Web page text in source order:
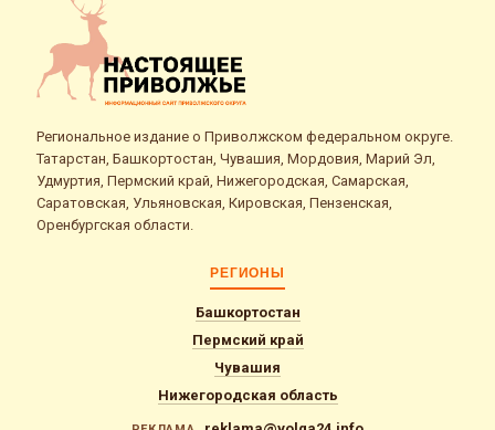
Региональное издание о Приволжском федеральном округе.
Татарстан, Башкортостан, Чувашия, Мордовия, Марий Эл,
Удмуртия, Пермский край, Нижегородская, Самарская,
Саратовская, Ульяновская, Кировская, Пензенская,
Оренбургская области.
РЕГИОНЫ
Башкортостан
Пермский край
Чувашия
Нижегородская область